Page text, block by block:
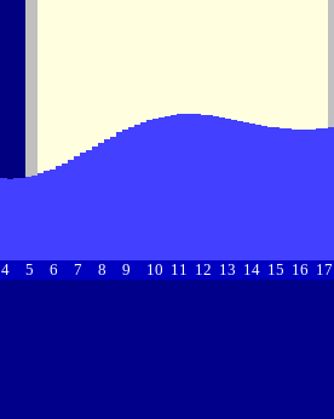
4 5 6 7 8 9 10 11 12 13 14 15 16 17